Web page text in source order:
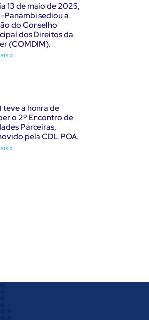
13 de maio de 2026,
Panambi sediou a
do Conselho
dos Direitos da
(COMDIM).
»
teve a honra de
o 2º Encontro de
Parceiras,
pela CDL POA.
»